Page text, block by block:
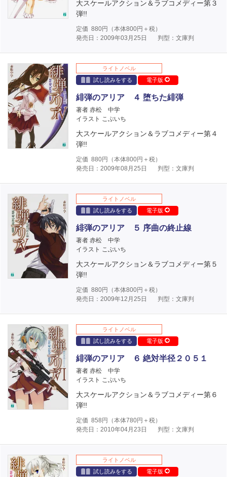
大スケールアクション＆ラブコメディー第３
弾!!
定価 880円（本体800円＋税）
発売日：2009年03月25日
判型：文庫判
ライトノベル
試し読みをする
電子版
緋弾のアリア ４ 堕ちた緋弾
著者 赤松 中学
イラスト こぶいち
大スケールアクション＆ラブコメディー第４
弾!!
定価 880円（本体800円＋税）
発売日：2009年08月25日
判型：文庫判
ライトノベル
試し読みをする
電子版
緋弾のアリア ５ 序曲の終止線
著者 赤松 中学
イラスト こぶいち
大スケールアクション＆ラブコメディー第５
弾!!
定価 880円（本体800円＋税）
発売日：2009年12月25日
判型：文庫判
ライトノベル
試し読みをする
電子版
緋弾のアリア ６ 絶対半径２０５１
著者 赤松 中学
イラスト こぶいち
大スケールアクション＆ラブコメディー第６
弾!!
定価 858 円（本体780円＋税）
発売日：2010年04月23日
判型：文庫判
ライトノベル
試し読みをする
電子版